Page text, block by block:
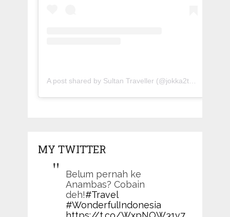
A post shared by Sultan Traveller (@jokka2traveller)
MY TWITTER
Belum pernah ke
Anambas? Cobain
deh!#Travel
#WonderfulIndonesia